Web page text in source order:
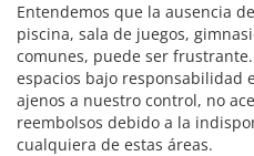
Entendemos que la ausencia
piscina, sala de juegos,
comunes, puede ser
espacios bajo responsabilidad
ajenos a nuestro control, no
reembolsos debido a la
cualquiera de estas áreas.